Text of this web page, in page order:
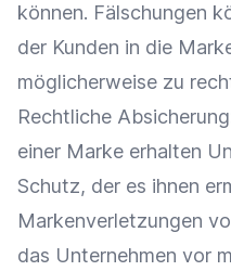
können. Fälschungen
der Kunden in die
möglicherweise zu
Rechtliche Absicherung
einer Marke erhalten
Schutz, der es ihnen
Markenverletzungen
das Unternehmen vor